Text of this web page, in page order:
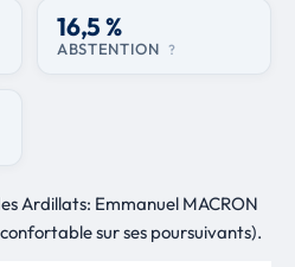
16,5 %
ABSTENTION ?
Ardillats: Emmanuel MACRON
sur ses poursuivants).